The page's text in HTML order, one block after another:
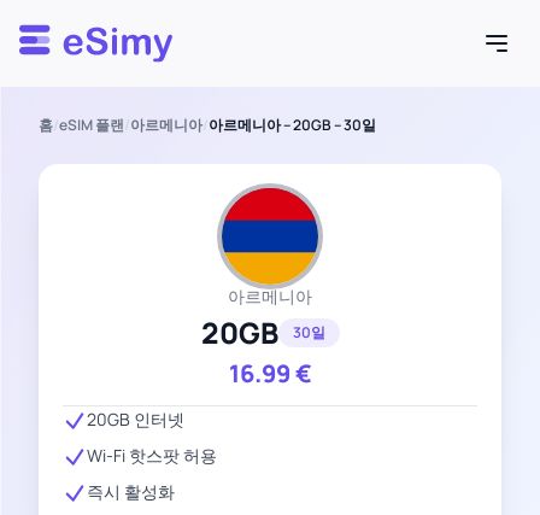
Esimy
홈/eSIM 플랜/아르메니아/아르메니아 – 20GB – 30일
아르메니아
20GB 30일
16.99€
20GB 인터넷
Wi-Fi 핫스팟 허용
즉시 활성화